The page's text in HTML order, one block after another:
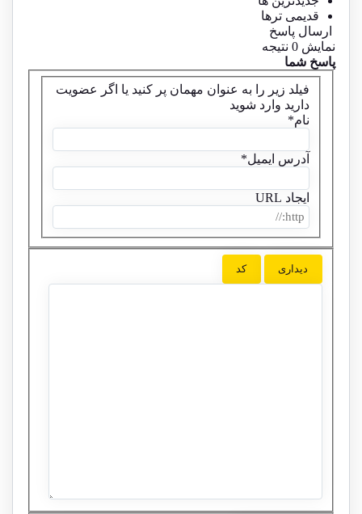
قدیمی ترها
ارسال پاسخ
نمایش 0 نتیجه
پاسخ شما
فیلد زیر را به عنوان مهمان پر کنید یا اگر عضویت
دارید وارد شوید
نام*
آدرس ایمیل*
ایجاد URL
دیداری کد